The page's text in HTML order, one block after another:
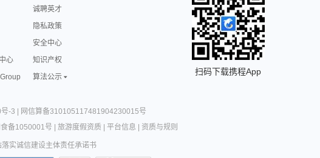
诚聘英才
隐私政策
安全中心
心
知识产权
算法公示
扫码下载携程App
-3
网信算备310105117481904230015号
备1050001号 旅游度假资质| 平台信息 资质与规则
实诚信建设主体责任承诺书